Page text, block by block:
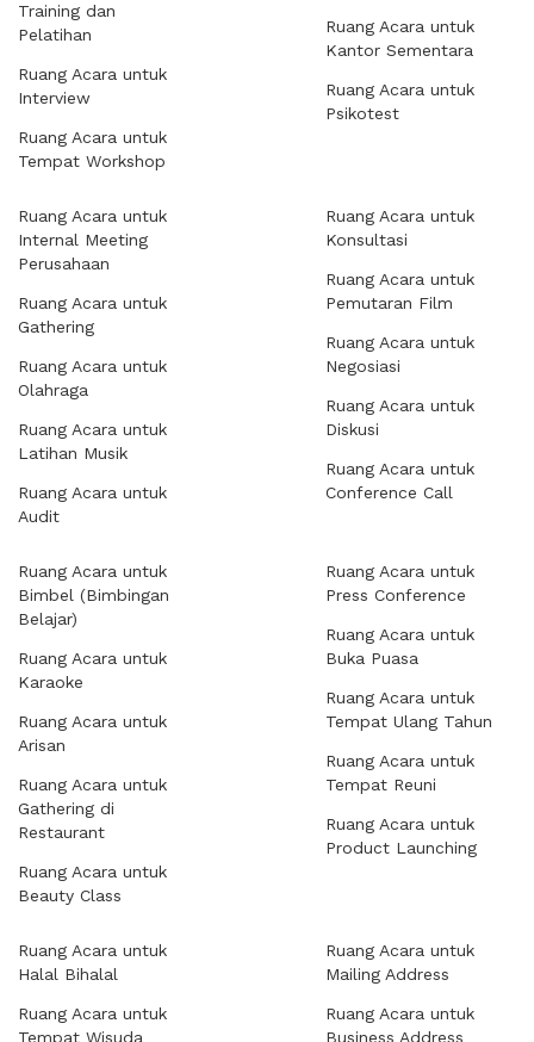
Training dan
Pelatihan
Ruang Acara untuk
Interview
Ruang Acara untuk
Tempat Workshop
Ruang Acara untuk
Kantor Sementara
Ruang Acara untuk
Psikotest
Ruang Acara untuk
Internal Meeting
Perusahaan
Ruang Acara untuk
Gathering
Ruang Acara untuk
Olahraga
Ruang Acara untuk
Latihan Musik
Ruang Acara untuk
Audit
Ruang Acara untuk
Konsultasi
Ruang Acara untuk
Pemutaran Film
Ruang Acara untuk
Negosiasi
Ruang Acara untuk
Diskusi
Ruang Acara untuk
Conference Call
Ruang Acara untuk
Bimbel (Bimbingan
Belajar)
Ruang Acara untuk
Karaoke
Ruang Acara untuk
Arisan
Ruang Acara untuk
Gathering di
Restaurant
Ruang Acara untuk
Beauty Class
Ruang Acara untuk
Press Conference
Ruang Acara untuk
Buka Puasa
Ruang Acara untuk
Tempat Ulang Tahun
Ruang Acara untuk
Tempat Reuni
Ruang Acara untuk
Product Launching
Ruang Acara untuk
Halal Bihalal
Ruang Acara untuk
Tempat Wisuda
Ruang Acara untuk
Mailing Address
Ruang Acara untuk
Business Address